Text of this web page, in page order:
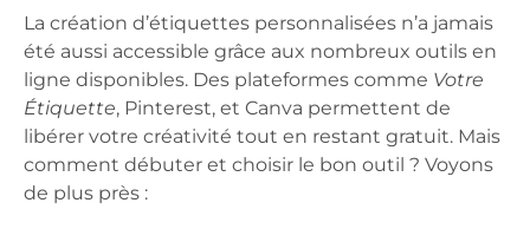
La création d’étiquettes personnalisées n’a jamais
été aussi accessible grâce aux nombreux outils en
ligne disponibles. Des plateformes comme Votre
Étiquette, Pinterest, et Canva permettent de
libérer votre créativité tout en restant gratuit. Mais
comment débuter et choisir le bon outil ? Voyons
de plus près :